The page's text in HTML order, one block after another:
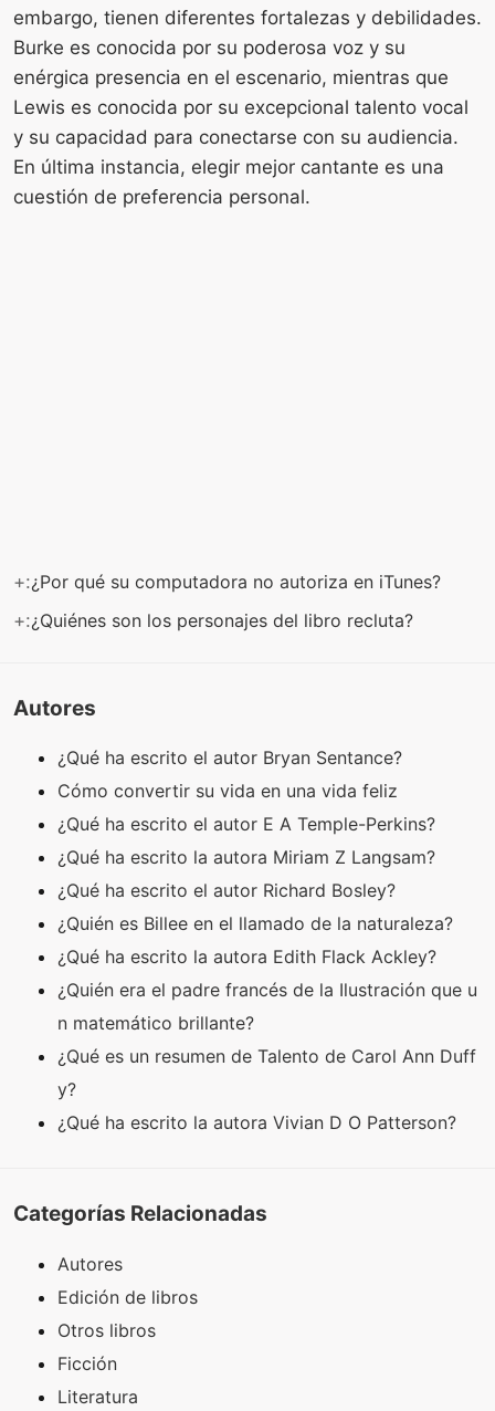
embargo, tienen diferentes fortalezas y debilidades.
Burke es conocida por su poderosa voz y su
enérgica presencia en el escenario, mientras que
Lewis es conocida por su excepcional talento vocal
y su capacidad para conectarse con su audiencia.
En última instancia, elegir mejor cantante es una
cuestión de preferencia personal.
+:¿Por qué su computadora no autoriza en iTunes?
+:¿Quiénes son los personajes del libro recluta?
Autores
¿Qué ha escrito el autor Bryan Sentance?
Cómo convertir su vida en una vida feliz
¿Qué ha escrito el autor E A Temple-Perkins?
¿Qué ha escrito la autora Miriam Z Langsam?
¿Qué ha escrito el autor Richard Bosley?
¿Quién es Billee en el llamado de la naturaleza?
¿Qué ha escrito la autora Edith Flack Ackley?
¿Quién era el padre francés de la Ilustración que u
n matemático brillante?
¿Qué es un resumen de Talento de Carol Ann Duff
y?
¿Qué ha escrito la autora Vivian D O Patterson?
Categorías Relacionadas
Autores
Edición de libros
Otros libros
Ficción
Literatura